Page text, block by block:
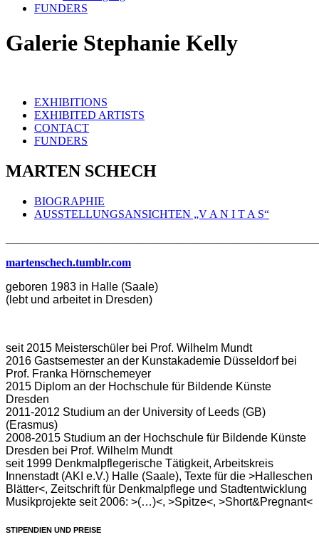
FUNDERS
Galerie Stephanie Kelly
EXHIBITIONS
EXHIBITED ARTISTS
CONTACT
FUNDERS
MARTEN SCHECH
BIOGRAPHIE
AUSSTELLUNGSANSICHTEN „V A N I T A S“
martenschech.tumblr.com
geboren 1983 in Halle (Saale)
(lebt und arbeitet in Dresden)
seit 2015 Meisterschüler bei Prof. Wilhelm Mundt
2016 Gastsemester an der Kunstakademie Düsseldorf bei
Prof. Franka Hörnschemeyer
2015 Diplom an der Hochschule für Bildende Künste
Dresden
2011-2012 Studium an der University of Leeds (GB)
(Erasmus)
2008-2015 Studium an der Hochschule für Bildende Künste
Dresden bei Prof. Wilhelm Mundt
seit 1999 Denkmalpflegerische Tätigkeit, Arbeitskreis
Innenstadt (AKI e.V.) Halle (Saale), Texte für die >Halleschen
Blätter<, Zeitschrift für Denkmalpflege und Stadtentwicklung
Musikprojekte seit 2006: >(…)<, >Spitze<, >Short&Pregnant<
STIPENDIEN UND PREISE